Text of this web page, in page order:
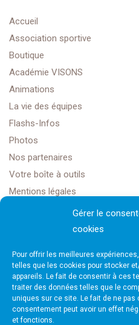
Gérer le
cookies
Pour offrir les meilleures
telles que les cookies pour stocker
appareils. Le fait de consentir à ces
traiter des données telles que le
uniques sur ce site. Le fait de ne pas
consentement peut avoir un effet
et fonctions.
Accueil
Association sportive
Boutique
Académie VISONS
Animations
La vie des équipes
Flashs-Infos
Photos
Nos partenaires
Votre boîte à outils
Mentions légales
Golf Club Rochefort Océan
1608 Rte Impériale,
17450 Saint-Laurent-de-la-Prée